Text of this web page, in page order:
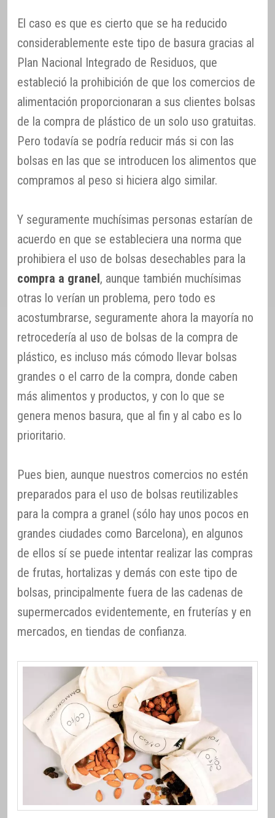
El caso es que es cierto que se ha reducido
considerablemente este tipo de basura gracias al
Plan Nacional Integrado de Residuos, que
estableció la prohibición de que los comercios de
alimentación proporcionaran a sus clientes bolsas
de la compra de plástico de un solo uso gratuitas.
Pero todavía se podría reducir más si con las
bolsas en las que se introducen los alimentos que
compramos al peso si hiciera algo similar.
Y seguramente muchísimas personas estarían de
acuerdo en que se estableciera una norma que
prohibiera el uso de bolsas desechables para la
compra a granel, aunque también muchísimas
otras lo verían un problema, pero todo es
acostumbrarse, seguramente ahora la mayoría no
retrocedería al uso de bolsas de la compra de
plástico, es incluso más cómodo llevar bolsas
grandes o el carro de la compra, donde caben
más alimentos y productos, y con lo que se
genera menos basura, que al fin y al cabo es lo
prioritario.
Pues bien, aunque nuestros comercios no estén
preparados para el uso de bolsas reutilizables
para la compra a granel (sólo hay unos pocos en
grandes ciudades como Barcelona), en algunos
de ellos sí se puede intentar realizar las compras
de frutas, hortalizas y demás con este tipo de
bolsas, principalmente fuera de las cadenas de
supermercados evidentemente, en fruterías y en
mercados, en tiendas de confianza.